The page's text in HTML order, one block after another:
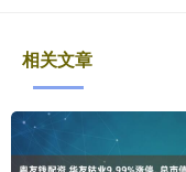
相关文章